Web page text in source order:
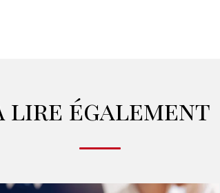
lire également